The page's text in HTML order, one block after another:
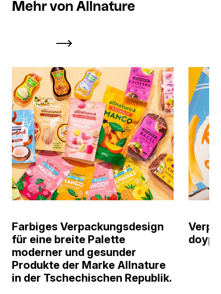
Mehr von Allnature
Farbiges Verpackungsdesign
für eine breite Palette
moderner und gesunder
Produkte der Marke Allnature
in der Tschechischen Republik.